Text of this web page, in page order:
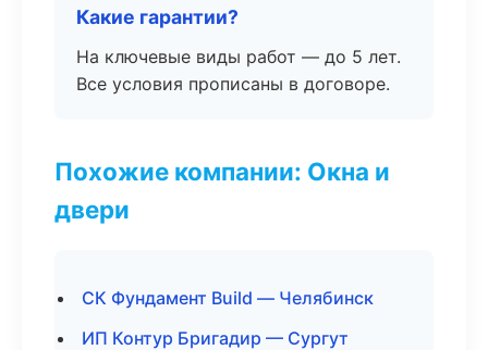
Какие гарантии?
На ключевые виды работ — до 5 лет.
Все условия прописаны в договоре.
Похожие компании: Окна и
двери
СК Фундамент Build — Челябинск
ИП Контур Бригадир — Сургут